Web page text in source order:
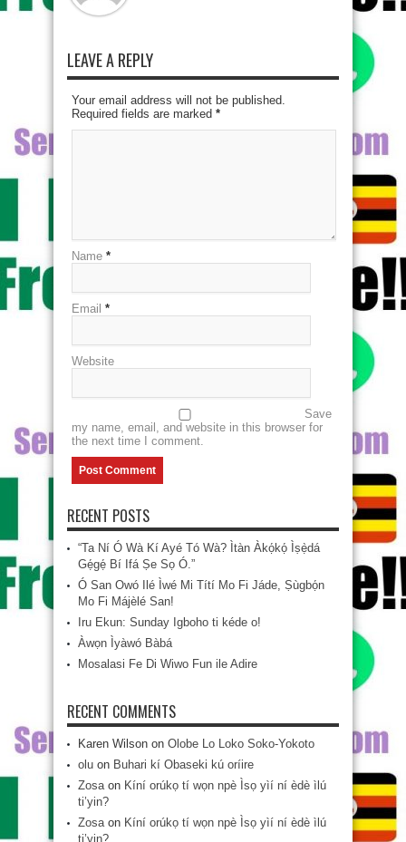
LEAVE A REPLY
Your email address will not be published.
Required fields are marked *
Name *
Email *
Website
Save
my name, email, and website in this browser for
the next time I comment.
RECENT POSTS
“Ta Ní Ó Wà Kí Ayé Tó Wà? Ìtàn Àkọ́kọ́ Ìṣẹ̀dá
Gẹ́gẹ́ Bí Ifá Ṣe Sọ Ó.”
Ó San Owó Ilé Ìwé Mi Títí Mo Fi Jáde, Ṣùgbọ́n
Mo Fi Májèlé San!
Iru Ekun: Sunday Igboho ti kéde o!
Àwọn Ìyàwó Bàbá
Mosalasi Fe Di Wiwo Fun ile Adire
RECENT COMMENTS
Karen Wilson on Olobe Lo Loko Soko-Yokoto
olu on Buhari kí Obaseki kú oríire
Zosaon Kíní orúkọ tí wọn npè Ìsọ yìí ní èdè ìlú
ti’yin?
Zosaon Kíní orúkọ tí wọn npè Ìsọ yìí ní èdè ìlú
ti’yin?